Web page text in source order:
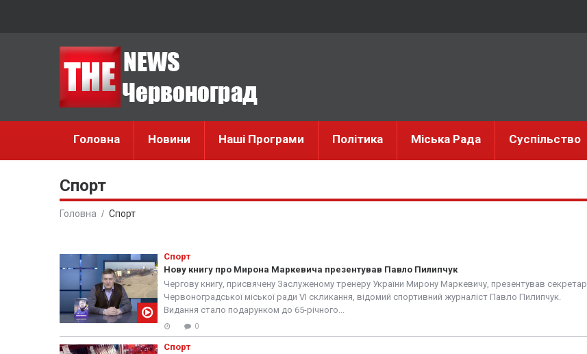
Головна Новини Наші Програми Політика Міська Рада Суспільство
Спорт
Головна Спорт
Спорт
Нову книгу про Мирона Маркевича презентував Павло Пилипчук
Чергову книгу, присвячену Заслуженому тренеру України Мирону Маркевичу, презентував секретар
Червоноградської міської ради VI скликання, відомий спортивний журналіст Павло Пилипчук.
Видання стало подарунком до 65-річного...
0
Спорт